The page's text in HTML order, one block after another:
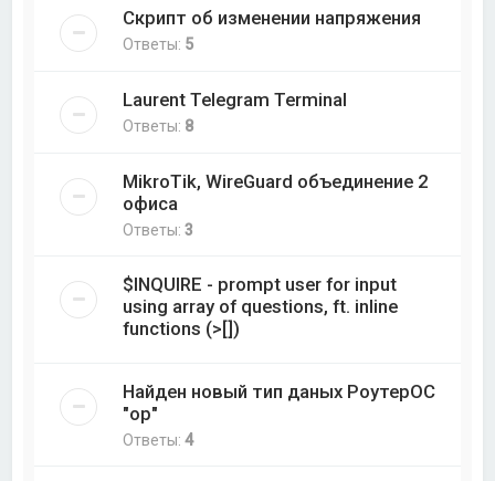
Скрипт об изменении напряжения
Ответы: 5
Laurent Telegram Terminal
Ответы: 8
MikroTik, WireGuard объединение 2
офиса
Ответы:3
$INQUIRE - prompt user for input
using array of questions, ft. inline
functions (>[])
Найден новый тип даных РоутерОС
"op"
Ответы:4